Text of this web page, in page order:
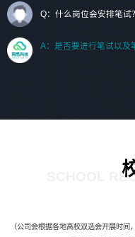
Q：什么岗位会安排笔试？
A：是否要进行笔试以及
SCHOOL
（公司会根据各地高校双选会开展时间